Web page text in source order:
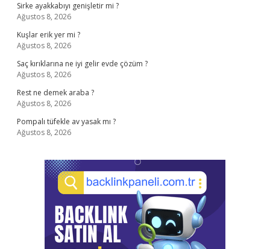
Sirke ayakkabıyı genişletir mi ?
Ağustos 8, 2026
Kuşlar erik yer mi ?
Ağustos 8, 2026
Saç kırıklarına ne iyi gelir evde çözüm ?
Ağustos 8, 2026
Rest ne demek araba ?
Ağustos 8, 2026
Pompalı tüfekle av yasak mı ?
Ağustos 8, 2026